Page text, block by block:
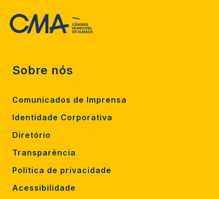
Sobre nós
Comunicados de Imprensa
Identidade Corporativa
Diretório
Transparência
Política de privacidade
Acessibilidade